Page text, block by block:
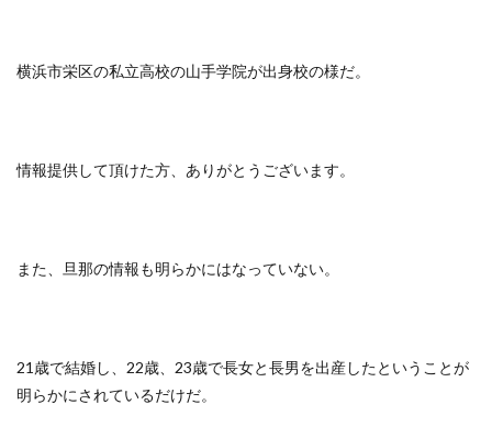
横浜市栄区の私立高校の山手学院が出身校の様だ。
情報提供して頂けた方、ありがとうございます。
また、旦那の情報も明らかにはなっていない。
21歳で結婚し、22歳、23歳で長女と長男を出産したということが
明らかにされているだけだ。